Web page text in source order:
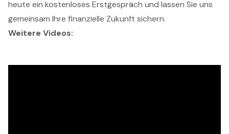
heute ein kostenloses Erstgespräch und lassen Sie uns
gemeinsam Ihre finanzielle Zukunft sichern.
Weitere Videos: